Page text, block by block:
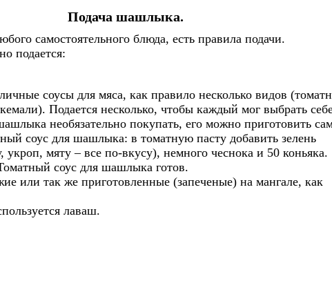
Подача шашлыка.
самостоятельного блюда, есть правила подачи.
подается:
соусы для мяса, как правило несколько видов
Подается несколько, чтобы каждый мог выбрать
необязательно покупать, его можно приготовить
соус для шашлыка: в томатную пасту добавить зелень
укроп, мяту – все по-вкусу), немного чеснока и 50 коньяка.
соус для шашлыка готов.
или так же приготовленные (запеченые) на мангале, как
лаваш.